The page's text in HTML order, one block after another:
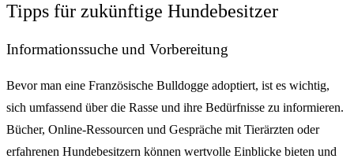
Tipps für zukünftige Hundebesitzer
Informationssuche und Vorbereitung
Bevor man eine Französische Bulldogge adoptiert, ist es wichtig,
sich umfassend über die Rasse und ihre Bedürfnisse zu informieren.
Bücher, Online-Ressourcen und Gespräche mit Tierärzten oder
erfahrenen Hundebesitzern können wertvolle Einblicke bieten und